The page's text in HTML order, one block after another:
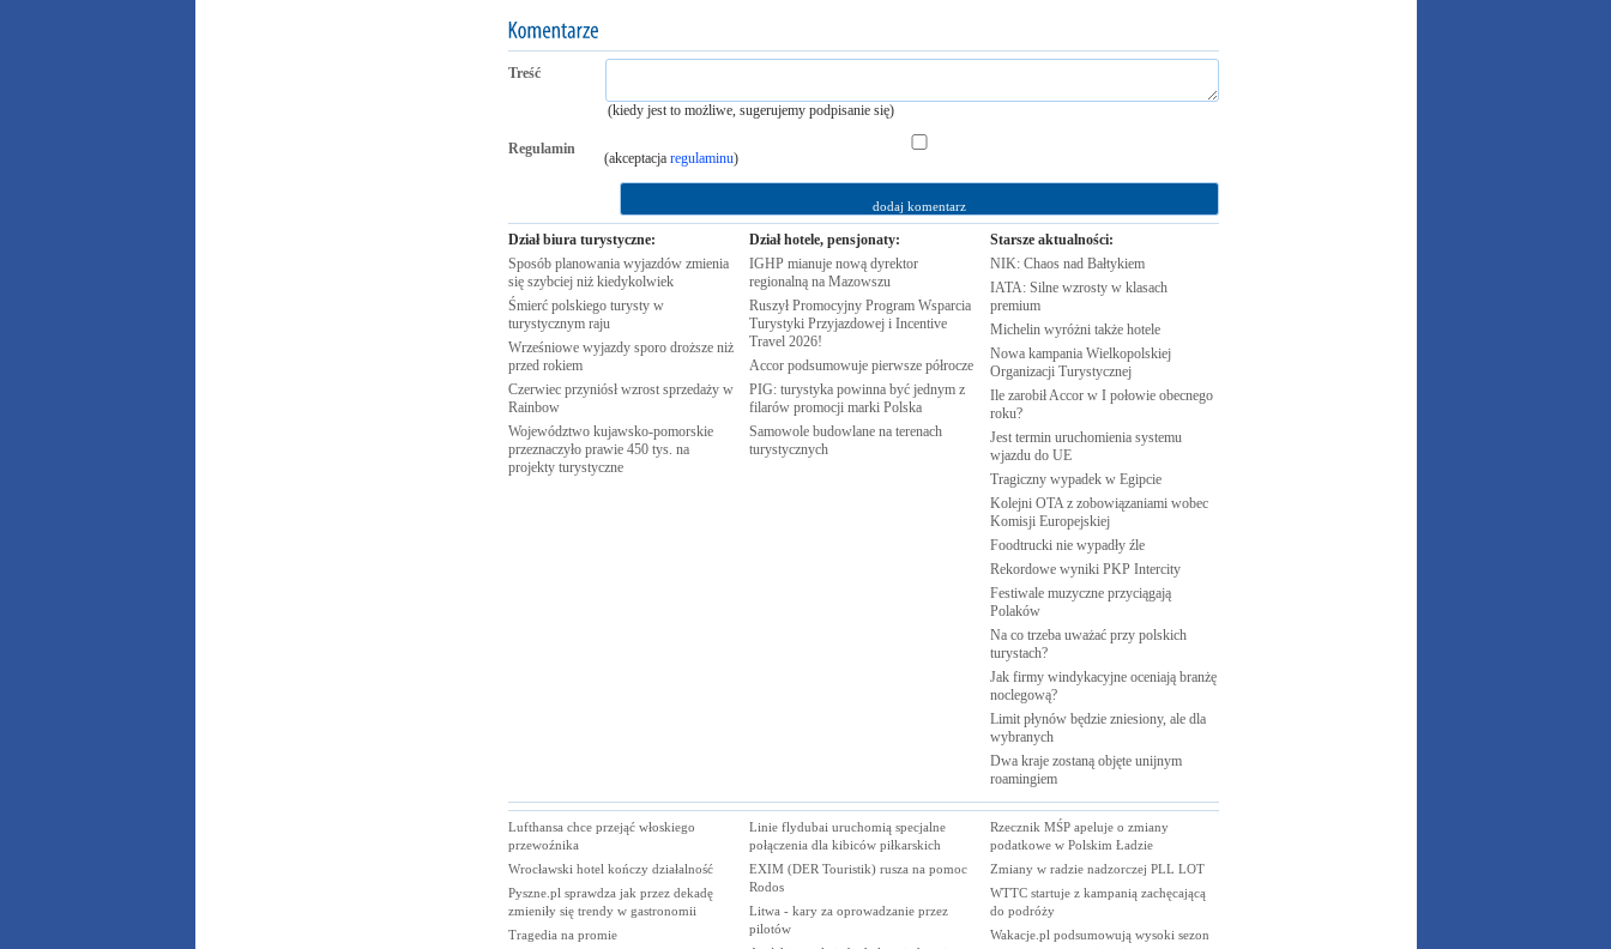
Treść
(kiedy jest to możliwe, sugerujemy podpisanie się)
Regulamin
(akceptacja regulaminu)
Dział biura turystyczne:
Sposób planowania wyjazdów zmienia
się szybciej niż kiedykolwiek
Śmierć polskiego turysty w
turystycznym raju
Wrześniowe wyjazdy sporo droższe niż
przed rokiem
Czerwiec przyniósł wzrost sprzedaży w
Rainbow
Województwo kujawsko-pomorskie
przeznaczyło prawie 450 tys. na
projekty turystyczne
Dział hotele, pensjonaty:
IGHP mianuje nową dyrektor
regionalną na Mazowszu
Ruszył Promocyjny Program Wsparcia
Turystyki Przyjazdowej i Incentive
Travel 2026!
Accor podsumowuje pierwsze półrocze
PIG: turystyka powinna być jednym z
filarów promocji marki Polska
Samowole budowlane na terenach
turystycznych
Starsze aktualności:
NIK: Chaos nad Bałtykiem
IATA: Silne wzrosty w klasach
premium
Michelin wyróżni także hotele
Nowa kampania Wielkopolskiej
Organizacji Turystycznej
Ile zarobił Accor w I połowie obecnego
roku?
Jest termin uruchomienia systemu
wjazdu do UE
Tragiczny wypadek w Egipcie
Kolejni OTA z zobowiązaniami wobec
Komisji Europejskiej
Foodtrucki nie wypadły źle
Rekordowe wyniki PKP Intercity
Festiwale muzyczne przyciągają
Polaków
Na co trzeba uważać przy polskich
turystach?
Jak firmy windykacyjne oceniają branżę
noclegową?
Limit płynów będzie zniesiony, ale dla
wybranych
Dwa kraje zostaną objęte unijnym
roamingiem
Lufthansa chce przejąć włoskiego
przewoźnika
Wrocławski hotel kończy działalność
Pyszne.pl sprawdza jak przez dekadę
zmieniły się trendy w gastronomii
Tragedia na promie
Linie flydubai uruchomią specjalne
połączenia dla kibiców piłkarskich
EXIM (DER Touristik) rusza na pomoc
Rodos
Litwa - kary za oprowadzanie przez
pilotów
Rzecznik MŚP apeluje o zmiany
podatkowe w Polskim Ładzie
Zmiany w radzie nadzorczej PLL LOT
WTTC startuje z kampanią zachęcającą
do podróży
Wakacje.pl podsumowują wysoki sezon